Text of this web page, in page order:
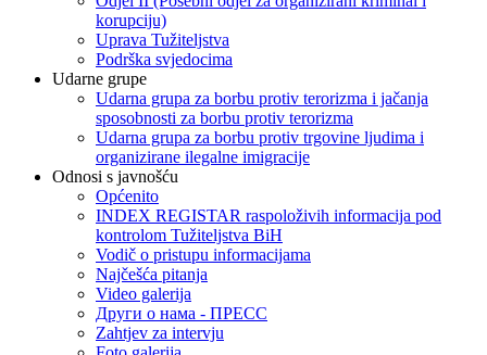
korupciju)
Uprava Tužiteljstva
Podrška svjedocima
Udarne grupe
Udarna grupa za borbu protiv terorizma i jačanja
sposobnosti za borbu protiv terorizma
Udarna grupa za borbu protiv trgovine ljudima i
organizirane ilegalne imigracije
Odnosi s javnošću
Općenito
INDEX REGISTAR raspoloživih informacija pod
kontrolom Tužiteljstva BiH
Vodič o pristupu informacijama
Najčešća pitanja
Video galerija
Други о нама - ПРЕСC
Zahtjev za intervju